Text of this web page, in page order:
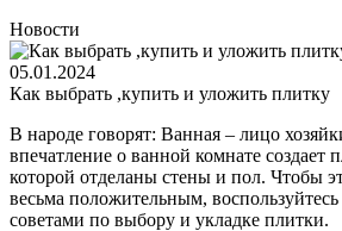
Новости
05.01.2024
Как выбрать ,купить и уложить плитку
В народе говорят: Ванная – лицо
впечатление о ванной комнате создает
которой отделаны стены и пол. Чтобы
весьма положительным,
советами по выбору и укладке плитки.